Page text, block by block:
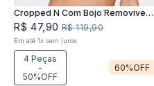
Cropped N Com Bojo Removivel
Joy
R$ 47, 90 R$ 119,90
Em até1x sem juros
4 Peças
-
50%OFF
60%OFF